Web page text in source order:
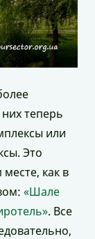
теперь
или
Это
как в
«Шале
. Все